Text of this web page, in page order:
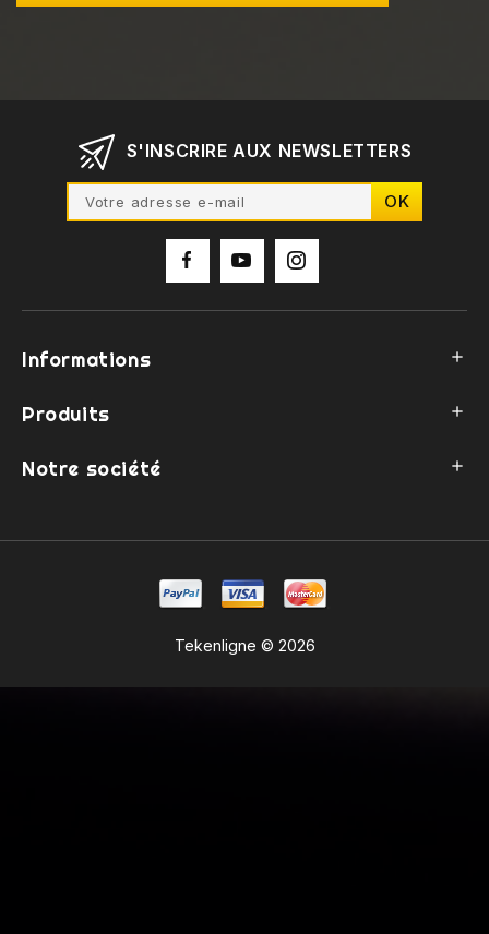
S'INSCRIRE AUX NEWSLETTERS
Informations 
Produits 
Notre société 
Tekenligne © 2026